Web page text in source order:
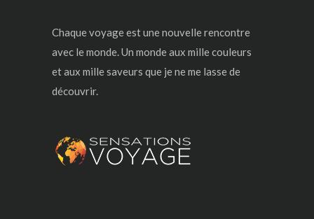
Chaque voyage est une nouvelle rencontre
avec le monde. Un monde aux mille couleurs
et aux mille saveurs que je ne me lasse de
découvrir.